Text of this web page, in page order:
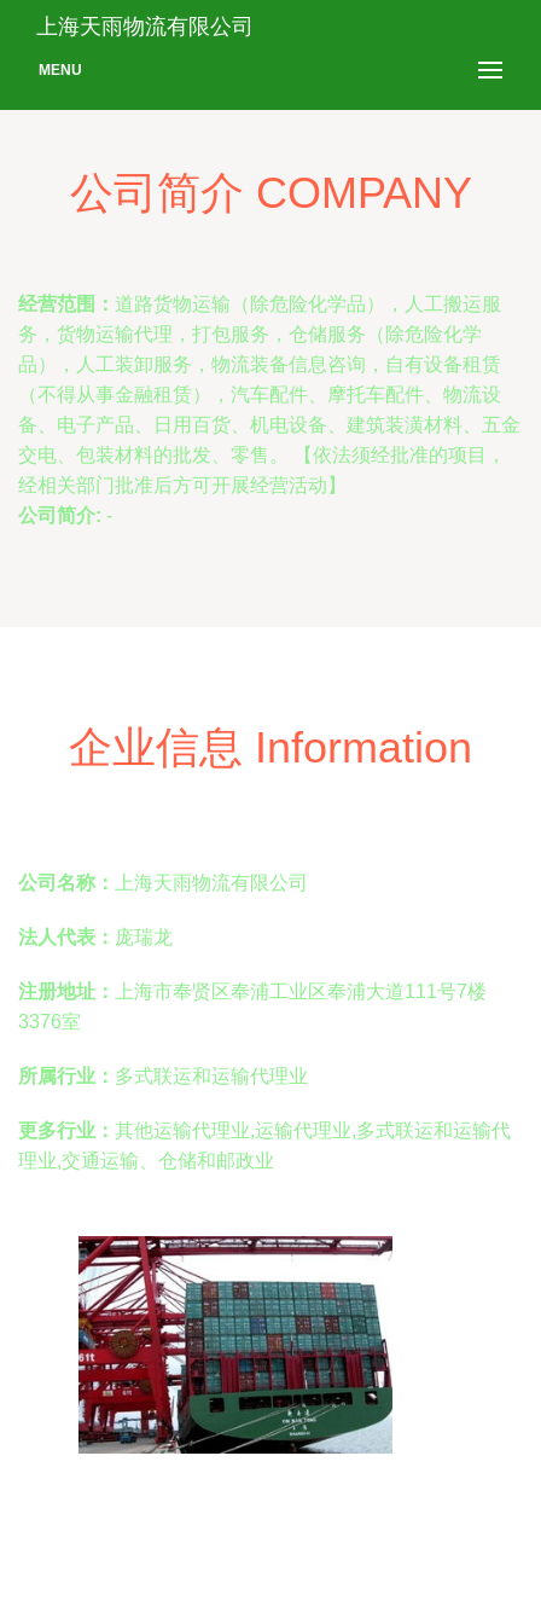
上海天雨物流有限公司
MENU
公司简介 COMPANY
经营范围： 道路货物运输（除危险化学品），人工搬运服
务，货物运输代理，打包服务，仓储服务（除危险化学
品），人工装卸服务，物流装备信息咨询，自有设备租赁
（不得从事金融租赁），汽车配件、摩托车配件、物流设
备、电子产品、日用百货、机电设备、建筑装潢材料、五金
交电、包装材料的批发、零售。 【依法须经批准的项目，
经相关部门批准后方可开展经营活动】
公司简介: -
企业信息 Information
公司名称： 上海天雨物流有限公司
法人代表： 庞瑞龙
注册地址：
上海市奉贤区奉浦工业区奉浦大道111号7楼
3376室
所属行业： 多式联运和运输代理业
更多行业： 其他运输代理业,运输代理业,多式联运和运输代
理业,交通运输、仓储和邮政业